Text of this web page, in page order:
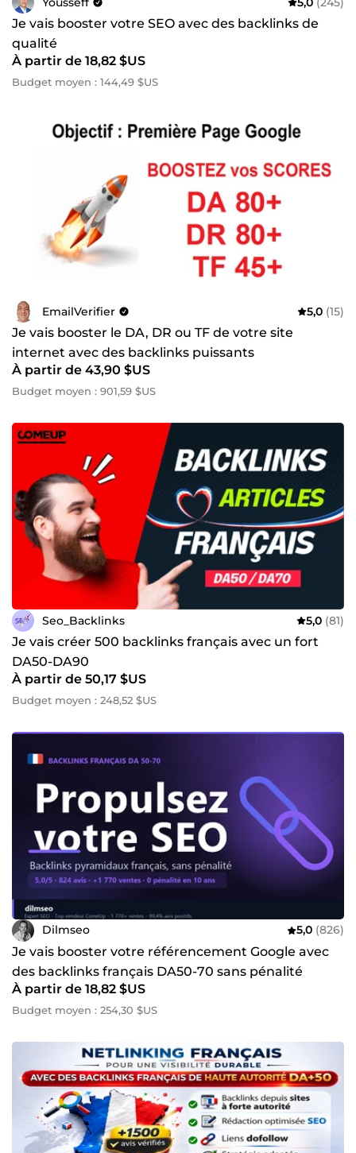
Je vais booster votre SEO avec des backlinks de
qualité
À partir de 18,82 $US
Budget moyen : 144,49 $US
EmailVerifier 5,0 (15)
Je vais booster le DA, DR ou TF de votre site
internet avec des backlinks puissants
À partir de 43,90 $US
Budget moyen : 901,59 $US
Seo_Backlinks 5,0 (81)
Je vais créer 500 backlinks français avec un fort
DA50-DA90
À partir de 50,17 $US
Budget moyen : 248,52 $US
Dilmseo 5,0 (826)
Je vais booster votre référencement Google avec
des backlinks français DA50-70 sans pénalité
À partir de 18,82 $US
Budget moyen : 254,30 $US